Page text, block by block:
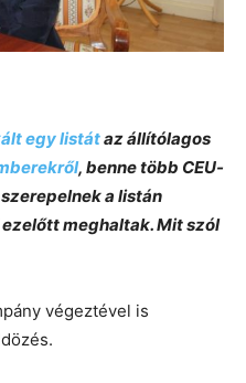
egy listátaz állítólagos
, benne több CEU-
a listán
meghaltak. Mit szól
végeztével is